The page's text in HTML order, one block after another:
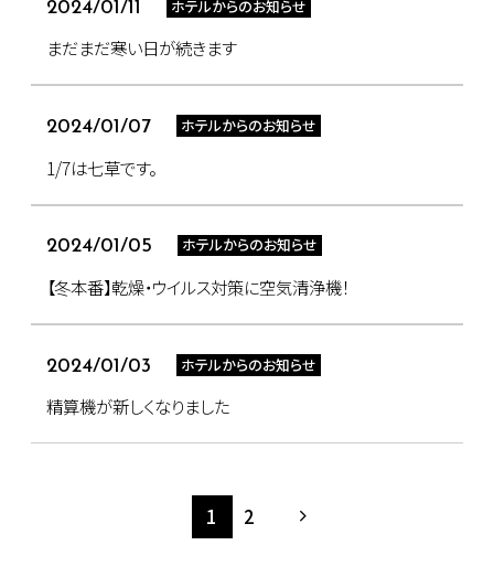
2024/01/11 ホテルからのお知らせ
まだまだ寒い日が続きます
2024/01/07 ホテルからのお知らせ
1/7は七草です。
2024/01/05 ホテルからのお知らせ
【冬本番】乾燥・ウイルス対策に空気清浄機！
2024/01/03 ホテルからのお知らせ
精算機が新しくなりました
1 2